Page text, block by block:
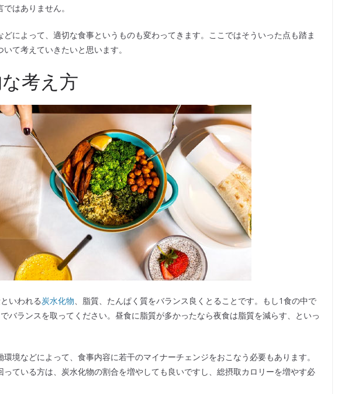
はありません。
どによって、適切な食事というものも変わってきます。ここではそういった点も踏ま
て考えていきたいと思います。
考え方
いわれる炭水化物、脂質、たんぱく質をバランス良くとることです。もし1食の中で
バランスを取ってください。昼食に脂質が多かったなら夜食は脂質を減らす、といっ
境などによって、食事内容に若干のマイナーチェンジをおこなう必要もあります。
っている方は、炭水化物の割合を増やしても良いですし、総摂取カロリーを増やす必